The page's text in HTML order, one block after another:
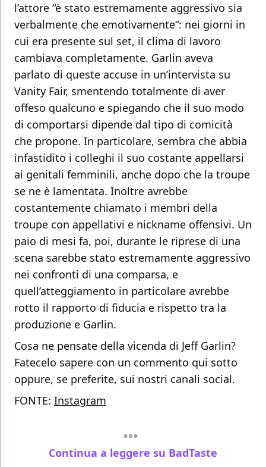
l’attore “è stato estremamente aggressivo sia
verbalmente che emotivamente“: nei giorni in
cui era presente sul set, il clima di lavoro
cambiava completamente. Garlin aveva
parlato di queste accuse in un’intervista su
Vanity Fair, smentendo totalmente di aver
offeso qualcuno e spiegando che il suo modo
di comportarsi dipende dal tipo di comicità
che propone. In particolare, sembra che abbia
infastidito i colleghi il suo costante appellarsi
ai genitali femminili, anche dopo che la troupe
se ne è lamentata. Inoltre avrebbe
costantemente chiamato i membri della
troupe con appellativi e nickname offensivi. Un
paio di mesi fa, poi, durante le riprese di una
scena sarebbe stato estremamente aggressivo
nei confronti di una comparsa, e
quell’atteggiamento in particolare avrebbe
rotto il rapporto di fiducia e rispetto tra la
produzione e Garlin.
Cosa ne pensate della vicenda di Jeff Garlin?
Fatecelo sapere con un commento qui sotto
oppure, se preferite, sui nostri canali social.
FONTE: Instagram
Continua a leggere su BadTaste